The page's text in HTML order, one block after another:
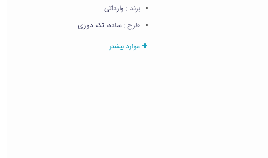
برند : وارداتی
طرح : ساده، تکه دوزی
موارد بیشتر